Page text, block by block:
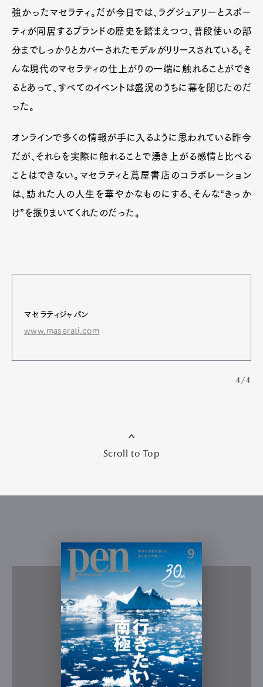
強かったマセラティ。だが今日では、ラグジュアリーとスポー
ティが同居するブランドの歴史を踏まえつつ、普段使いの部
分までしっかりとカバーされたモデルがリリースされている。そ
んな現代のマセラティの仕上がりの一端に触れることができ
るとあって、すべてのイベントは盛況のうちに幕を閉じたのだ
った。
オンラインで多くの情報が手に入るように思われている昨今
だが、それらを実際に触れることで湧き上がる感情と比べる
ことはできない。マセラティと蔦屋書店のコラボレーション
は、訪れた人の人生を華やかなものにする、そんな“きっか
け”を振りまいてくれたのだった。
マセラティジャパン
www.maserati.com
4/4
Scroll to Top